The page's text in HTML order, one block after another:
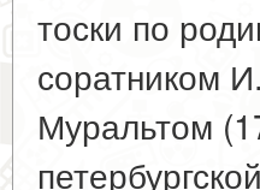
тоски по
соратником
Муральтом